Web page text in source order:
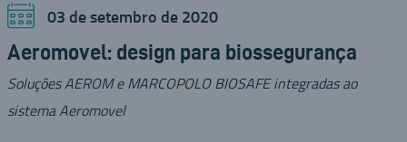
03 de setembro de 2020
Aeromovel: design para biossegurança
Soluções AEROM e MARCOPOLO BIOSAFE integradas ao
sistema Aeromovel